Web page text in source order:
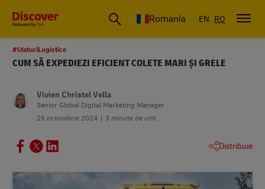
Romania EN RO
#SfaturiLogistice
CUM SĂ EXPEDIEZI EFICIENT COLETE MARI ȘI GRELE
Vivien Christel Vella
Senior Global Digital Marketing Manager
25 octombrie 2024
3 minute de citit
Distribuie